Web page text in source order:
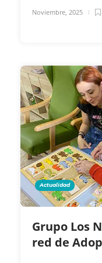
Noviembre, 2025
Actualidad
Grupo Los
red de